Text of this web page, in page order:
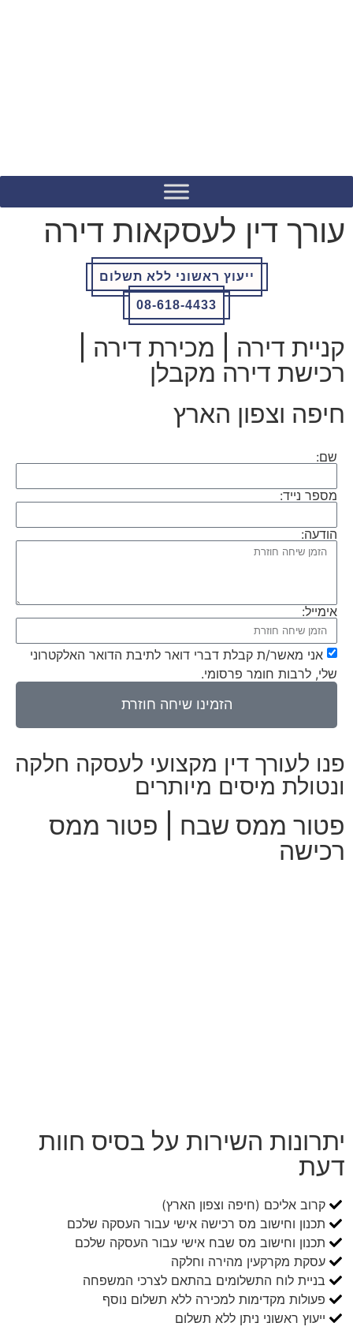
עורך דין לעסקאות דירה
ייעוץ ראשוני ללא תשלום
08-618-4433
קניית דירה | מכירת דירה |
רכישת דירה מקבלן
חיפה וצפון הארץ
שם:
מספר נייד:
הודעה:
אימייל:
אני מאשר/ת קבלת דברי דואר לתיבת הדואר האלקטרוני
שלי, לרבות חומר פרסומי.
הזמינו שיחה חוזרת
פנו לעורך דין מקצועי לעסקה חלקה
ונטולת מיסים מיותרים
פטור ממס שבח | פטור ממס
רכישה
יתרונות השירות על בסיס חוות
דעת
קרוב אליכם (חיפה וצפון הארץ)
תכנון וחישוב מס רכישה אישי עבור העסקה שלכם
תכנון וחישוב מס שבח אישי עבור העסקה שלכם
עסקת מקרקעין מהירה וחלקה
בניית לוח התשלומים בהתאם לצרכי המשפחה
פעולות מקדימות למכירה ללא תשלום נוסף
ייעוץ ראשוני ניתן ללא תשלום